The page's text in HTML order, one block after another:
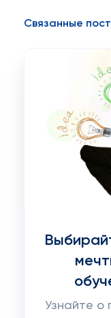
Связанные
Узнайте о